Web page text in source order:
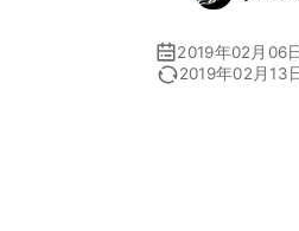
2019年02月06
2019年02月13